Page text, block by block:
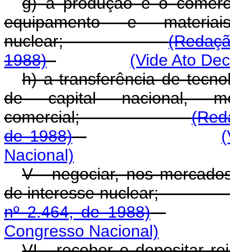
equipamento e
nuclear;
1988)
(Vide Ato
h) a transferência de
de capital nacional,
comercial;
de 1988)
Nacional)
V - negociar, nos
de interesse
nº 2.464, de 1988)
Congresso Nacional)